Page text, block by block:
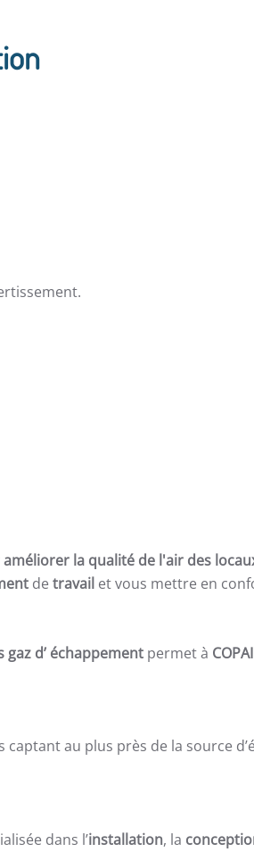
la qualité de l'air des
de travail et vous mettre en
gaz d’ échappement permet à
captant au plus près de la source
dans l’installation, la